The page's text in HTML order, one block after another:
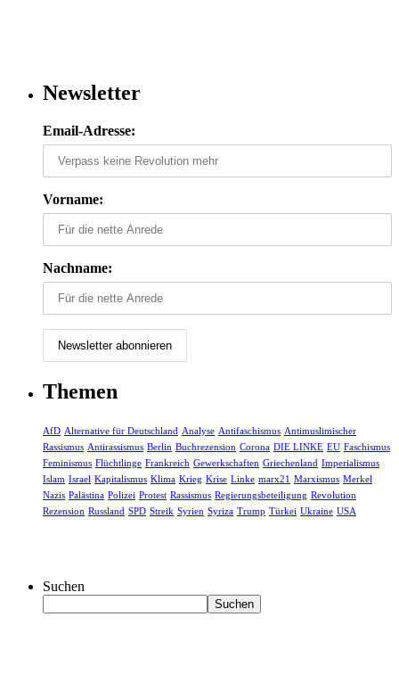
Newsletter
Email-Adresse:
Vorname:
Nachname:
Themen
AfD Alternative für Deutschland Analyse Antifaschismus Antimuslimischer
Rassismus Antirassismus Berlin Buchrezension Corona DIE LINKE EU Faschismus
Feminismus Flüchtlinge Frankreich Gewerkschaften Griechenland Imperialismus
Islam Israel Kapitalismus Klima Krieg Krise Linke marx21 Marxismus Merkel
Nazis Palästina Polizei Protest Rassismus Regierungsbeteiligung Revolution
Rezension Russland SPD Streik Syrien Syriza Trump Türkei Ukraine USA
Suchen
Suchen